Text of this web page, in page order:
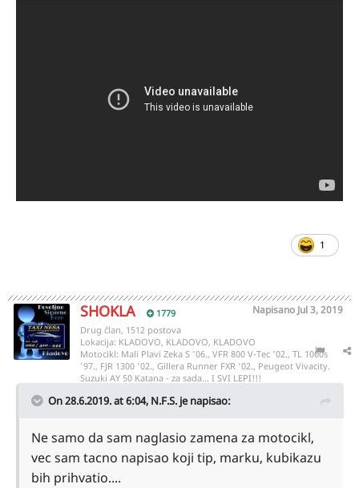
1
SHOKLA 1779 Napisano Jul 3, 2019
Drug član, 1512 postova
Lokacija: KLADOVO, KLADOVO, KLADOVO
Motocikl: Mali Plavi Zeka S '06., VFR 800 V-Tec '02., TL 1000s
'97., FJR 1300 '02., Gillera Runner FXR '02., Peugeot Vivacity.
Suzuki AY 50 Katana - za sada... I SVI LEPI!!!
On 28.6.2019. at 6:04, N.F.S. je napisao:
Ne samo da sam naglasio zamena za motocikl,
vec sam tacno napisao koji tip, marku, kubikazu
bih prihvatio....